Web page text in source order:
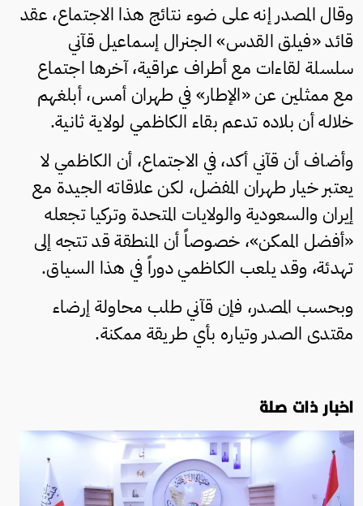
وقال المصدر إنه على ضوء نتائج هذا الاجتماع، عقد
قائد «فيلق القدس» الجنرال إسماعيل قآني
سلسلة لقاءات مع أطراف عراقية، آخرها اجتماع
مع ممثلين عن «الإطار» في طهران أمس، أبلغهم
خلاله أن بلاده تدعم بقاء الكاظمي لولاية ثانية.
وأضاف أن قآني أكد، في الاجتماع، أن الكاظمي لا
يعتبر خيار طهران المفضل، لكن علاقاته الجيدة مع
إيران والسعودية والولايات المتحدة وتركيا تجعله
«أفضل الممكن»، خصوصاً أن المنطقة قد تتجه إلى
تهدئة، وقد يلعب الكاظمي دوراً في هذا السياق.
وبحسب المصدر، فإن قآني طلب محاولة إرضاء
مقتدى الصدر وتياره بأي طريقة ممكنة.
اخبار ذات صلة